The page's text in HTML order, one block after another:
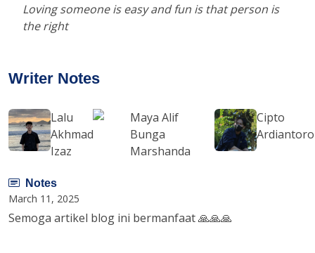
Loving someone is easy and fun is that person is
the right
Writer Notes
Lalu
Akhmad
Izaz
Maya Alif
Bunga
Marshanda
Cipto
Ardiantoro
Notes
March 11, 2025
Semoga artikel blog ini bermanfaat 🙏🙏🙏